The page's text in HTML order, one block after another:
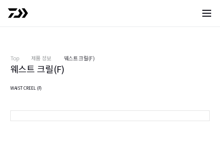
사이
Top 제품 정보 웨스트 크릴(F)
웨스트 크릴(F)
WAIST CREEL (F)